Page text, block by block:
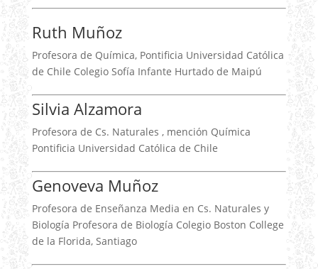
Ruth Muñoz
Profesora de Química, Pontificia Universidad Católica
de Chile Colegio Sofía Infante Hurtado de Maipú
Silvia Alzamora
Profesora de Cs. Naturales , mención Química
Pontificia Universidad Católica de Chile
Genoveva Muñoz
Profesora de Enseñanza Media en Cs. Naturales y
Biología Profesora de Biología Colegio Boston College
de la Florida, Santiago